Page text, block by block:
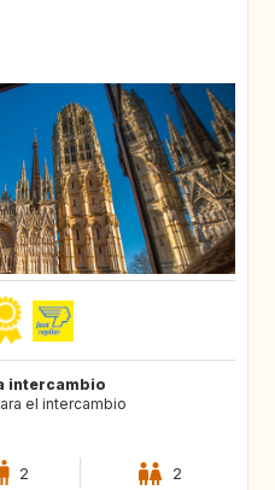
intercambio
el intercambio
2 2